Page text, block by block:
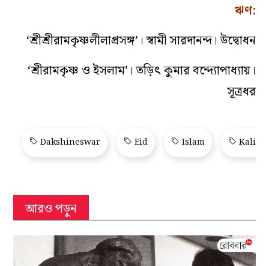
ঋণ:
‘শ্রীশ্রীরামকৃষ্ণলীলাপ্রসঙ্গ’। স্বামী সারদানন্দ। উদ্বোধন
‘শ্রীরামকৃষ্ণ ও ইসলাম’। তড়িৎ কুমার বন্দ্যোপাধ্যায়।
সূত্রধর
Dakshineswar Eid Islam Kali
আরও পড়ুন